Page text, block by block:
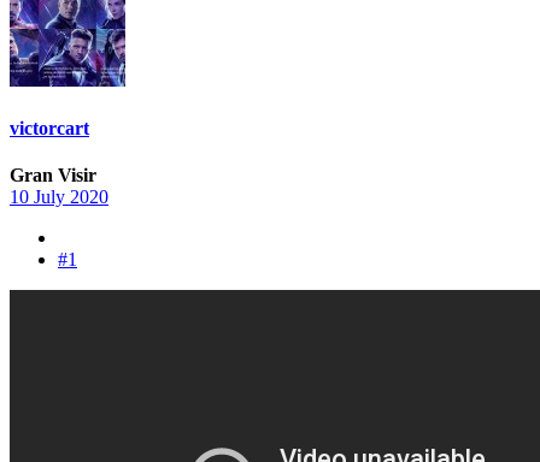
victorcart
Gran Visir
10 July 2020
#1